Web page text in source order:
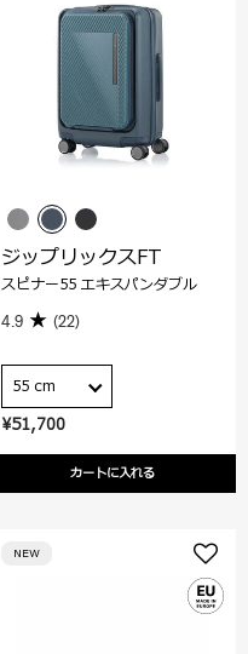
¥51,700
カートに入れる
ジップリックスFT
スピナー55 エキスパンダブル
4.9 (22)
55 cm
NEW